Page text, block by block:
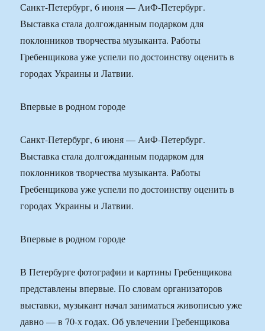
Санкт-Петербург, 6 июня — АиФ-Петербург.
Выставка стала долгожданным подарком для
поклонников творчества музыканта. Работы
Гребенщикова уже успели по достоинству оценить в
городах Украины и Латвии.
Впервые в родном городе
Санкт-Петербург, 6 июня — АиФ-Петербург.
Выставка стала долгожданным подарком для
поклонников творчества музыканта. Работы
Гребенщикова уже успели по достоинству оценить в
городах Украины и Латвии.
Впервые в родном городе
В Петербурге фотографии и картины Гребенщикова
представлены впервые. По словам организаторов
выставки, музыкант начал заниматься живописью уже
давно — в 70-х годах. Об увлечении Гребенщикова